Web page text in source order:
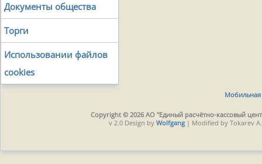
Документы общества
Торги
Использовании файлов
cookies
Мобильная
Copyright © 2026 АО "Единый расчётно-кассовый
v 2.0 Design by Wolfgang | Modified by Tokarev